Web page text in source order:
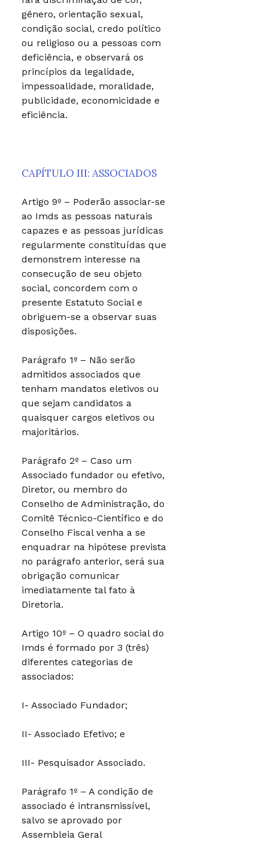
gênero, orientação sexual,
condição social, credo político
ou religioso ou a pessoas com
deficiência, e observará os
princípios da legalidade,
impessoalidade, moralidade,
publicidade, economicidade e
eficiência.
CAPÍTULO III: ASSOCIADOS
Artigo 9º – Poderão associar-se
ao Imds as pessoas naturais
capazes e as pessoas jurídicas
regularmente constituídas que
demonstrem interesse na
consecução de seu objeto
social, concordem com o
presente Estatuto Social e
obriguem-se a observar suas
disposições.
Parágrafo 1º – Não serão
admitidos associados que
tenham mandatos eletivos ou
que sejam candidatos a
quaisquer cargos eletivos ou
majoritários.
Parágrafo 2º – Caso um
Associado fundador ou efetivo,
Diretor, ou membro do
Conselho de Administração, do
Comitê Técnico-Científico e do
Conselho Fiscal venha a se
enquadrar na hipótese prevista
no parágrafo anterior, será sua
obrigação comunicar
imediatamente tal fato à
Diretoria.
Artigo 10º – O quadro social do
Imds é formado por 3 (três)
diferentes categorias de
associados:
I- Associado Fundador;
II- Associado Efetivo; e
III- Pesquisador Associado.
Parágrafo 1º – A condição de
associado é intransmissível,
salvo se aprovado por
Assembleia Geral